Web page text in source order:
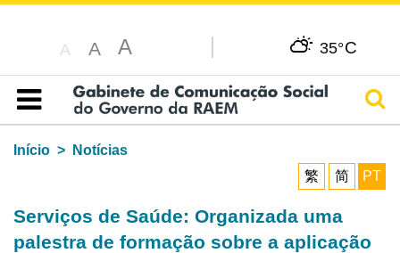
A A A 35°C
Índice
Início
Notícias
繁
简 PT
Serviços de Saúde: Organizada uma
palestra de formação sobre a aplicação